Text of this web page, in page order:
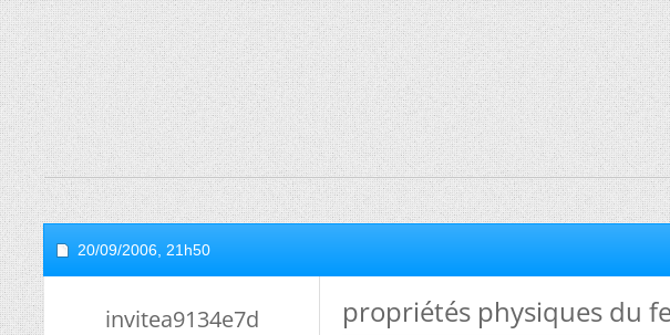
20/09/2006, 21h50
invitea9134e7d propriétés physiques du